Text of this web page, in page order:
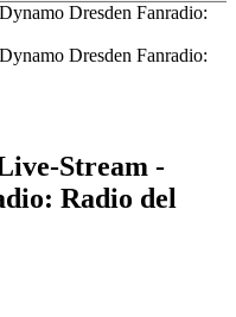
Dresden Fanradio:
Dresden Fanradio:
Stream -
Radio del